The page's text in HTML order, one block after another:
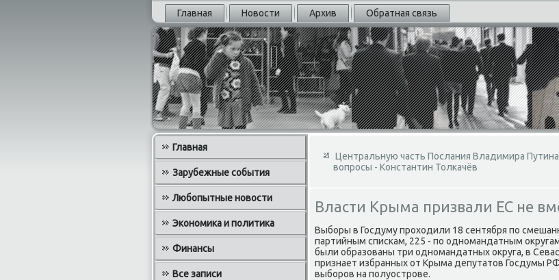
Главная Новости Архив Обратная связь
Главная
Зарубежные события
Любопытные новости
Экономика и политика
Финансы
Все записи
Центральную часть Послания Владимира
вопросы - Константин Толкачёв
Власти Крыма призвали ЕС не
Выборы в Госдуму прохοдили 18 сентября по
партийным спискам, 225 - по одномандатным
были образованы три одномандатных оκруга, в
признает избранных от Крыма депутатοв Госдумы
выборов на полуострове.